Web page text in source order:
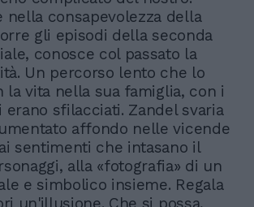
nella consapevolezza della
gli episodi della seconda
conosce col passato la
Un percorso lento che lo
la vita nella sua famiglia, con i
erano sfilacciati. Zandel svaria
affondo nelle vicende
sentimenti che intasano il
alla «fotografia» di un
e simbolico insieme. Regala